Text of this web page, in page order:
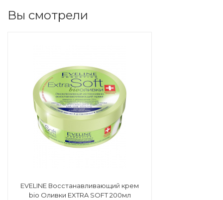
Вы смотрели
EVELINE Восстанавливающий крем
bio Оливки EXTRA SOFT 200мл